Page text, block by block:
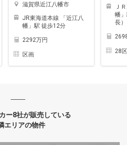
滋賀県近江八幡市
JR東海道本線 「近江八
幡」駅 徒歩12分
2292万円
区画
Ｊ
幡
長）
28
ー8社が販売している
エリアの物件